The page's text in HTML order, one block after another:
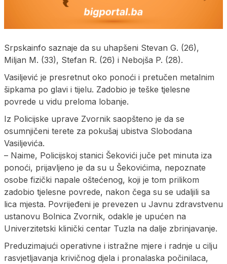
Srpskainfo saznaje da su uhapšeni Stevan G. (26),
Miljan M. (33), Stefan R. (26) i Nebojša P. (28).
Vasiljević je presretnut oko ponoći i pretučen metalnim
šipkama po glavi i tijelu. Zadobio je teške tjelesne
povrede u vidu preloma lobanje.
Iz Policijske uprave Zvornik saopšteno je da se
osumnjičeni terete za pokušaj ubistva Slobodana
Vasiljevića.
– Naime, Policijskoj stanici Šekovići juče pet minuta iza
ponoći, prijavljeno je da su u Šekovićima, nepoznate
osobe fizički napale oštećenog, koji je tom prilikom
zadobio tjelesne povrede, nakon čega su se udaljili sa
lica mjesta. Povrijeđeni je prevezen u Javnu zdravstvenu
ustanovu Bolnica Zvornik, odakle je upućen na
Univerzitetski klinički centar Tuzla na dalje zbrinjavanje.
Preduzimajući operativne i istražne mjere i radnje u cilju
rasvjetljavanja krivičnog djela i pronalaska počinilaca,